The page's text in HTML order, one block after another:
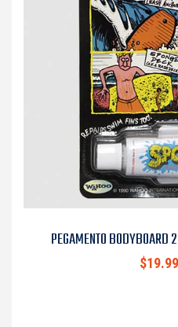
PEGAMENTO BODYBOARD